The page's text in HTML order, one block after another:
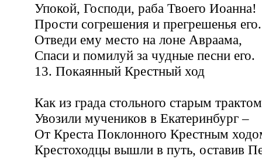
Упокой, Господи, раба Твоего Иоанна!
Прости согрешения и прегрешенья его.
Отведи ему место на лоне Авраама,
Спаси и помилуй за чудные песни его.
13. Покаянный Крестный ход
Как из града стольного старым
Увозили мучеников в Екатеринбург –
От Креста Поклонного Крестным
Крестоходцы вышли в путь, оставив